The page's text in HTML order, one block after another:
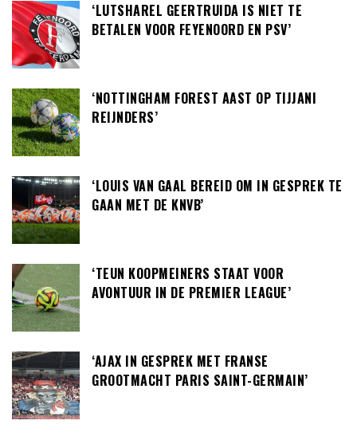
‘LUTSHAREL GEERTRUIDA IS NIET TE
BETALEN VOOR FEYENOORD EN PSV’
‘NOTTINGHAM FOREST AAST OP TIJJANI
REIJNDERS’
‘LOUIS VAN GAAL BEREID OM IN GESPREK TE
GAAN MET DE KNVB’
‘TEUN KOOPMEINERS STAAT VOOR
AVONTUUR IN DE PREMIER LEAGUE’
‘AJAX IN GESPREK MET FRANSE
GROOTMACHT PARIS SAINT-GERMAIN’